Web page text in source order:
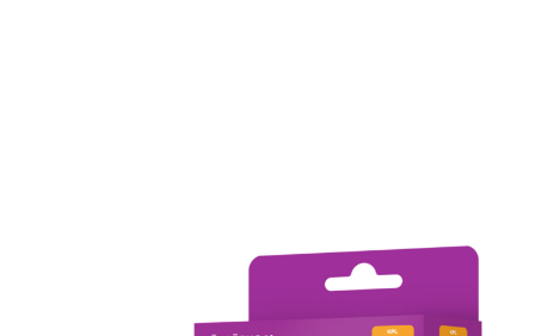
Comforsil Känsäsuoja, pestävä 4 kpl